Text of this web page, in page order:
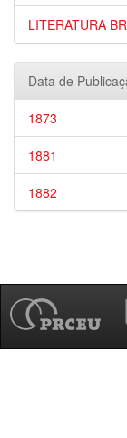
LITERATURA
Data de
1873
1881
1882